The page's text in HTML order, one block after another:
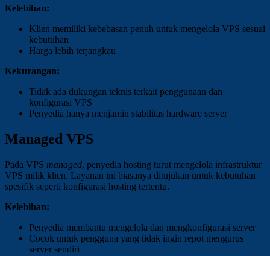
Kelebihan:
Klien memiliki kebebasan penuh untuk mengelola VPS sesuai
kebutuhan
Harga lebih terjangkau
Kekurangan:
Tidak ada dukungan teknis terkait penggunaan dan
konfigurasi VPS
Penyedia hanya menjamin stabilitas hardware server
Managed VPS
Pada VPS managed, penyedia hosting turut mengelola infrastruktur
VPS milik klien. Layanan ini biasanya ditujukan untuk kebutuhan
spesifik seperti konfigurasi hosting tertentu.
Kelebihan:
Penyedia membantu mengelola dan mengkonfigurasi server
Cocok untuk pengguna yang tidak ingin repot mengurus
server sendiri